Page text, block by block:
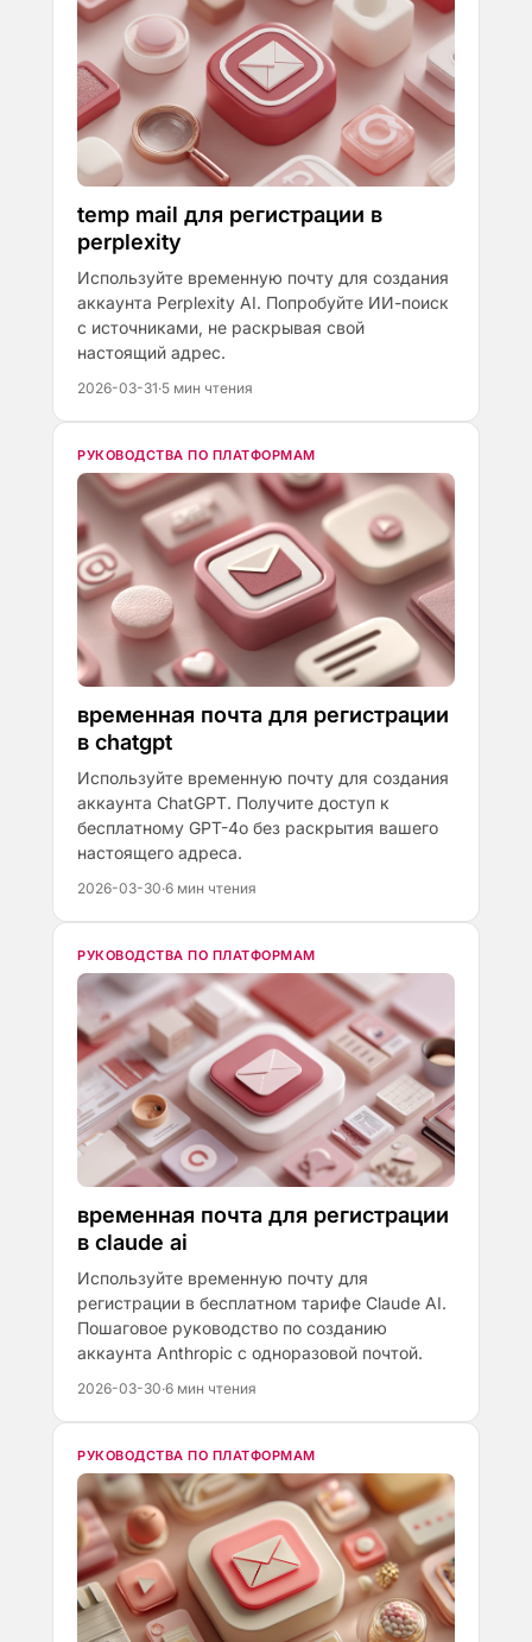
temp mail для регистрации в
perplexity
Используйте временную почту для создания
аккаунта Perplexity AI. Попробуйте ИИ-поиск
с источниками, не раскрывая свой
настоящий адрес.
2026-03-31·5 мин чтения
РУКОВОДСТВА ПО ПЛАТФОРМАМ
временная почта для регистрации
в chatgpt
Используйте временную почту для создания
аккаунта ChatGPT. Получите доступ к
бесплатному GPT-4o без раскрытия вашего
настоящего адреса.
2026-03-30·6 мин чтения
РУКОВОДСТВА ПО ПЛАТФОРМАМ
временная почта для регистрации
в claude ai
Используйте временную почту для
регистрации в бесплатном тарифе Claude AI.
Пошаговое руководство по созданию
аккаунта Anthropic с одноразовой почтой.
2026-03-30·6 мин чтения
РУКОВОДСТВА ПО ПЛАТФОРМАМ